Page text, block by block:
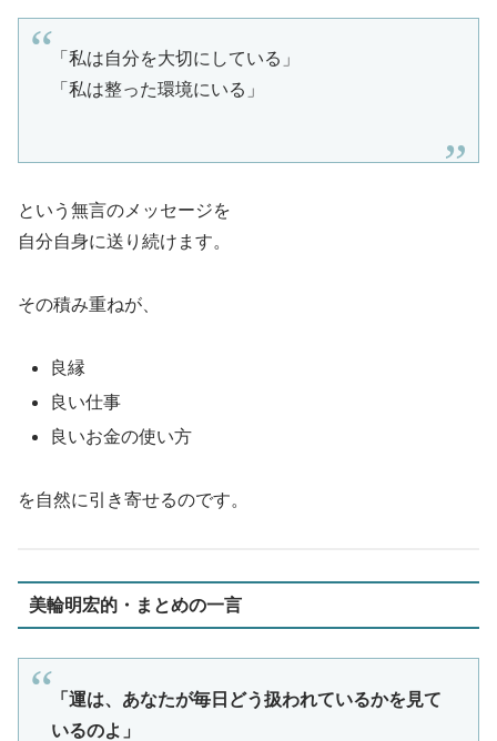
「私は自分を大切にしている」
「私は整った環境にいる」
という無言のメッセージを
自分自身に送り続けます。
その積み重ねが、
良縁
良い仕事
良いお金の使い方
を自然に引き寄せるのです。
美輪明宏的・まとめの一言
「運は、あなたが毎日どう扱われているかを見て
いるのよ」